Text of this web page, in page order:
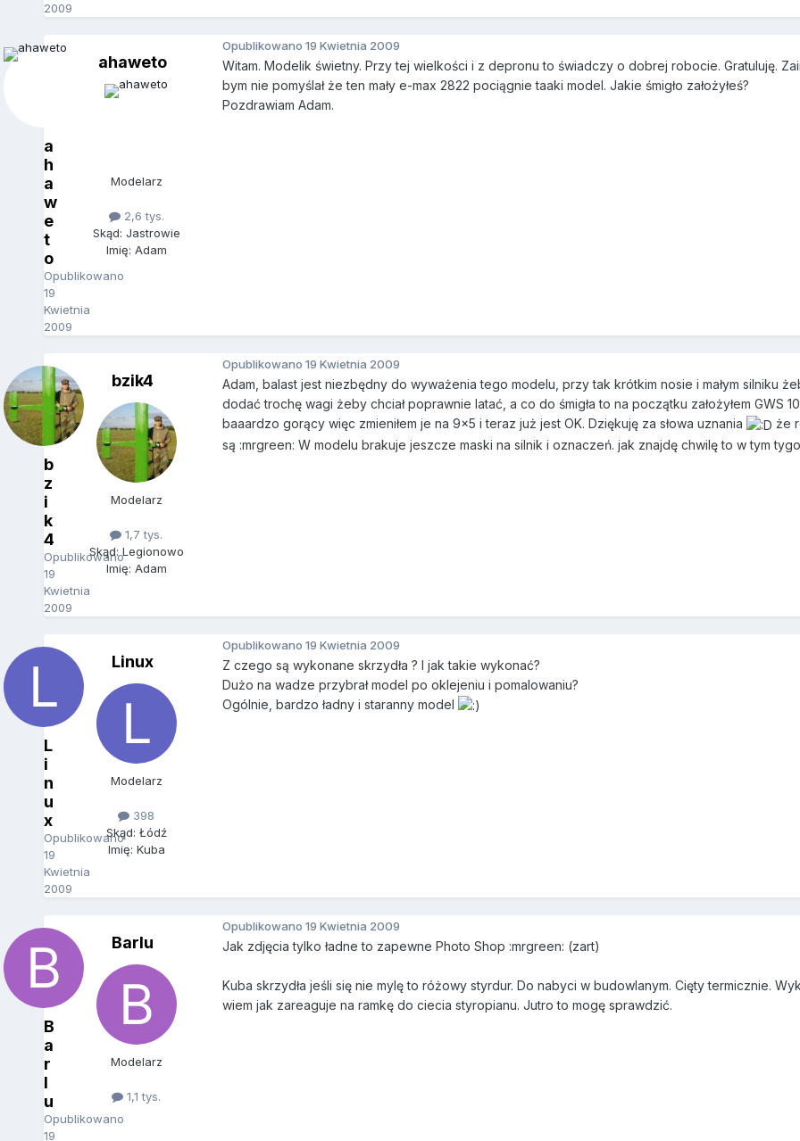
2009
a
h
a
w
e
t
o
Opublikowano
19
Kwietnia
2009
ahaweto
Modelarz
2,6 tys.
Skąd: Jastrowie
Imię: Adam
Opublikowano 19 Kwietnia 2009
Witam. Modelik świetny. Przy tej wielkości i z depronu to świadczy o dobrej robocie. Gratuluję.
bym nie pomyślał że ten mały e-max 2822 pociągnie taaki model. Jakie śmigło założyłeś?
Pozdrawiam Adam.
b
z
i
k
4
Opublikowano
19
Kwietnia
2009
bzik4
Modelarz
1,7 tys.
Skąd: Legionowo
Imię: Adam
Opublikowano 19 Kwietnia 2009
Adam, balast jest niezbędny do wyważenia tego modelu, przy tak krótkim nosie i małym silniku
dodać trochę wagi żeby chciał poprawnie latać, a co do śmigła to na początku założyłem GWS
baaardzo gorący więc zmieniłem je na 9x5 i teraz już jest OK. Dziękuję za słowa uznania
że
są :mrgreen: W modelu brakuje jeszcze maski na silnik i oznaczeń. jak znajdę chwilę to w tym
L
i
n
u
x
Opublikowano
19
Kwietnia
2009
Linux
Modelarz
398
Skąd: Łódź
Imię: Kuba
Opublikowano 19 Kwietnia 2009
Z czego są wykonane skrzydła ? I jak takie wykonać?
Dużo na wadze przybrał model po oklejeniu i pomalowaniu?
Ogólnie, bardzo ładny i staranny model
B
a
r
l
u
Opublikowano
19
Barlu
Modelarz
1,1 tys.
Opublikowano 19 Kwietnia 2009
Jak zdjęcia tylko ładne to zapewne Photo Shop :mrgreen: (zart)
Kuba skrzydła jeśli się nie mylę to różowy styrdur. Do nabyci w budowlanym. Cięty termicznie.
wiem jak zareaguje na ramkę do ciecia styropianu. Jutro to mogę sprawdzić.